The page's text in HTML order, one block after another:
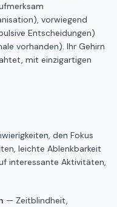
vorwiegend
Entscheidungen)
vorhanden). Ihr Gehirn
mit einzigartigen
den Fokus
leichte Ablenkbarkeit
interessante Aktivitäten,
— Zeitblindheit,